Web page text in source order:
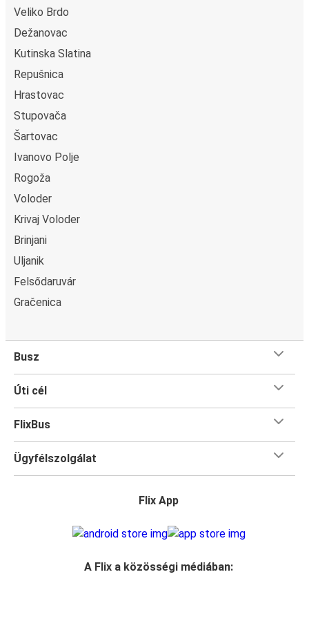
Veliko Brdo
Dežanovac
Kutinska Slatina
Repušnica
Hrastovac
Stupovača
Šartovac
Ivanovo Polje
Rogoža
Voloder
Krivaj Voloder
Brinjani
Uljanik
Felsődaruvár
Gračenica
Busz
Úti cél
FlixBus
Ügyfélszolgálat
Flix App
A Flix a közösségi médiában: